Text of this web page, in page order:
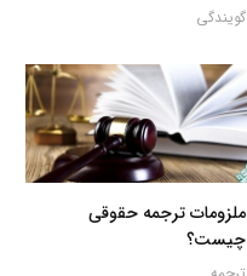
گویندگی
ملزومات ترجمه حقوقی
چیست؟